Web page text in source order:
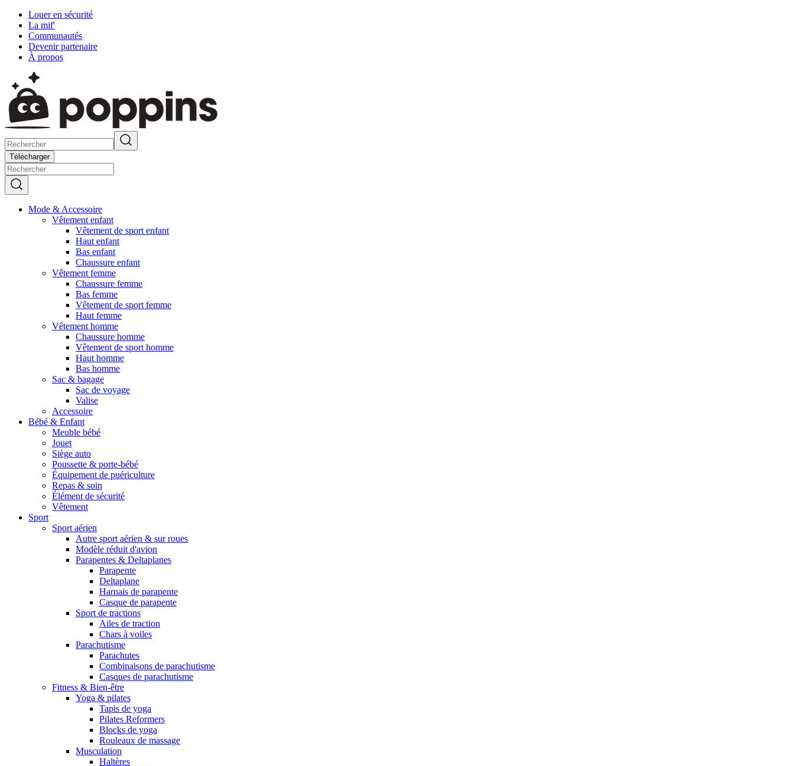
Louer en sécurité
La mif'
Communautés
Devenir partenaire
À propos
Télécharger
Mode & Accessoire
Vêtement enfant
Vêtement de sport enfant
Haut enfant
Bas enfant
Chaussure enfant
Vêtement femme
Chaussure femme
Bas femme
Vêtement de sport femme
Haut femme
Vêtement homme
Chaussure homme
Vêtement de sport homme
Haut homme
Bas homme
Sac & bagage
Sac de voyage
Valise
Accessoire
Bébé & Enfant
Meuble bébé
Jouet
Siège auto
Poussette & porte-bébé
Équipement de puériculture
Repas & soin
Élément de sécurité
Vêtement
Sport
Sport aérien
Autre sport aérien & sur roues
Modèle réduit d'avion
Parapentes & Deltaplanes
Parapente
Deltaplane
Harnais de parapente
Casque de parapente
Sport de tractions
Ailes de traction
Chars à voiles
Parachutisme
Parachutes
Combinaisons de parachutisme
Casques de parachutisme
Fitness & Bien-être
Yoga & pilates
Tapis de yoga
Pilates Reformers
Blocks de yoga
Rouleaux de massage
Musculation
Haltères